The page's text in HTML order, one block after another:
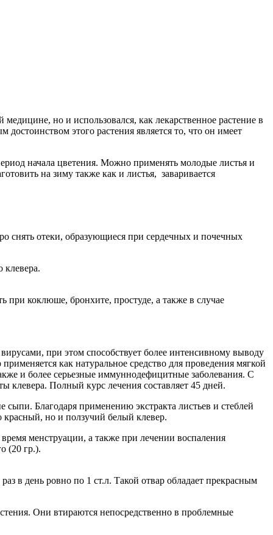
но и использовался, как лекарственное растение в
этого растения является то, что он имеет
начала цветения. Можно применять молодые листья и
на зиму также как и листья, заваривается
снять отеки, образующиеся при сердечных и почечных
клевера.
при коклюше, бронхите, простуде, а также в случае
при этом способствует более интенсивному выводу
как натуральное средство для проведения мягкой
и более серьезные иммуннодефицитные заболевания. С
клевера. Полный курс лечения составляет 45 дней.
сыпи. Благодаря применению экстракта листьев и стеблей
красный, но и ползучий белый клевер.
менструации, а также при лечении воспаления
(20 гр.).
в день ровно по 1 ст.л. Такой отвар обладает прекрасным
Они втираются непосредственно в проблемные